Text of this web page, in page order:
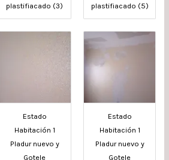
plastifiacado (3)
plastifiacado (5)
Estado
Habitación 1
Pladur nuevo y
Gotele
Estado
Habitación 1
Pladur nuevo y
Gotele